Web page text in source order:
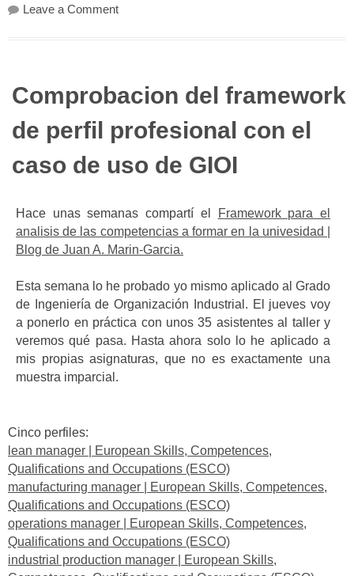
Leave a Commenton Por qué la estrategia de IA de tu
Comprobacion del framework
de perfil profesional con el
caso de uso de GIOI
Hace unas semanas compartí el
Framework para el
analisis de las competencias a formar en la univesidad |
Blog de Juan A. Marin-Garcia.
Esta semana lo he probado yo mismo aplicado al Grado
de Ingeniería de Organización Industrial. El jueves voy
a ponerlo en práctica con unos 35 asistentes al taller y
veremos qué pasa. Hasta ahora solo lo he aplicado a
mis propias asignaturas, que no es exactamente una
muestra imparcial.
Cinco perfiles:
lean manager | European Skills, Competences,
Qualifications and Occupations (ESCO)
manufacturing manager | European Skills, Competences,
Qualifications and Occupations (ESCO)
operations manager | European Skills, Competences,
Qualifications and Occupations (ESCO)
industrial production manager | European Skills,